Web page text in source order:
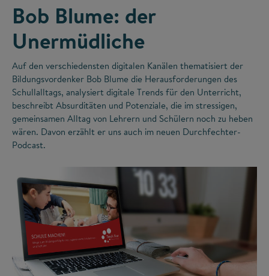
Bob Blume: der
Unermüdliche
Auf den verschiedensten digitalen Kanälen thematisiert der
Bildungsvordenker Bob Blume die Herausforderungen des
Schullalltags, analysiert digitale Trends für den Unterricht,
beschreibt Absurditäten und Potenziale, die im stressigen,
gemeinsamen Alltag von Lehrern und Schülern noch zu heben
wären. Davon erzählt er uns auch im neuen Durchfechter-
Podcast.